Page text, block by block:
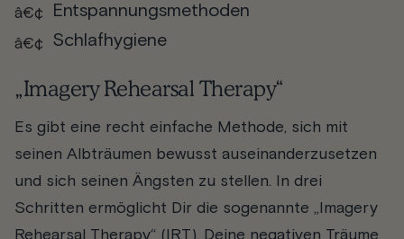
Entspannungsmethoden
Schlafhygiene
„Imagery Rehearsal Therapy“
Es gibt eine recht einfache Methode, sich mit
seinen Albträumen bewusst auseinanderzusetzen
und sich seinen Ängsten zu stellen. In drei
Schritten ermöglicht Dir die sogenannte „Imagery
Rehearsal Therapy“ (IRT), Deine negativen Träume